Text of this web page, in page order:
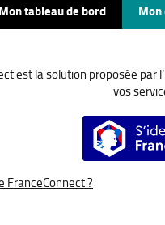
Mon tableau de bord
est la solution proposée par
vos
FranceConnect ?